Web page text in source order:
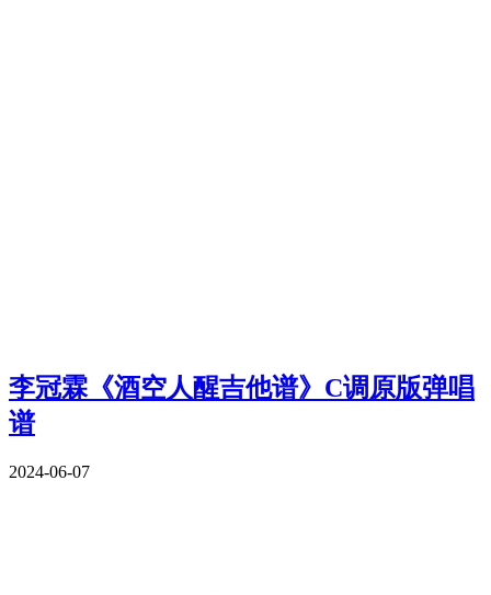
李冠霖《酒空人醒吉他谱》C调原版弹唱
谱
2024-06-07